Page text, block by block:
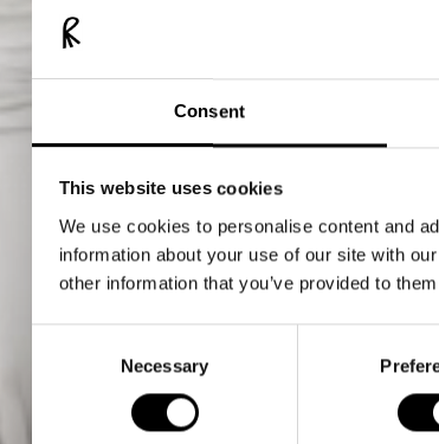
Consent
This website uses cookies
We use cookies to personalise content and
information about your use of our site with
other information that you’ve provided to
Necessary